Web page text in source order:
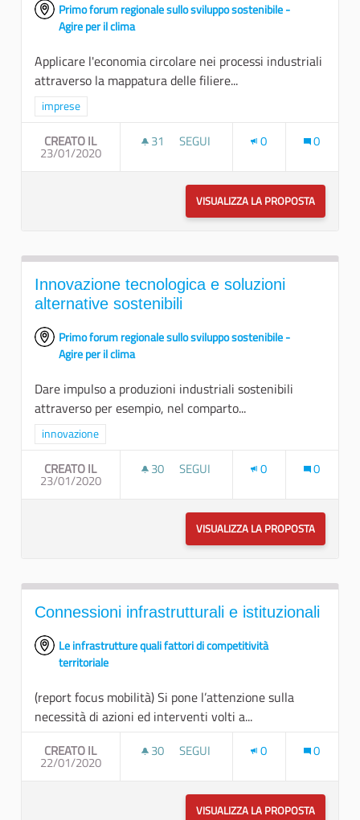
Primo forum regionale sullo sviluppo sostenibile -
Agire per il clima
Applicare l'economia circolare nei processi industriali
attraverso la mappatura delle filiere...
Filtra i risultati per categoria: imprese
imprese
CREATO IL
23/01/2020
31 31 SOSTENITORI
SEGUI 0 0
VISUALIZZA LA PROPOSTA
Innovazione tecnologica e soluzioni
alternative sostenibili
Primo forum regionale sullo sviluppo sostenibile -
Agire per il clima
Dare impulso a produzioni industriali sostenibili
attraverso per esempio, nel comparto...
Filtra i risultati per categoria: innovazione
innovazione
CREATO IL
23/01/2020
30 30 SOSTENITORI
SEGUI 0 0
VISUALIZZA LA PROPOSTA
Connessioni infrastrutturali e istituzionali
Le infrastrutture quali fattori di competitività
territoriale
(report focus mobilità) Si pone l’attenzione sulla
necessità di azioni ed interventi volti a...
CREATO IL
22/01/2020
30 30 SOSTENITORI
SEGUI 0 0
VISUALIZZA LA PROPOSTA